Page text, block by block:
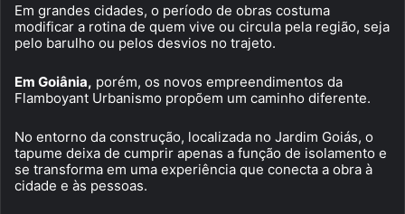
Em grandes cidades, o período de obras costuma
modificar a rotina de quem vive ou circula pela região, seja
pelo barulho ou pelos desvios no trajeto.
Em Goiânia, porém, os novos empreendimentos da
Flamboyant Urbanismo propõem um caminho diferente.
No entorno da construção, localizada no Jardim Goiás, o
tapume deixa de cumprir apenas a função de isolamento e
se transforma em uma experiência que conecta a obra à
cidade e às pessoas.